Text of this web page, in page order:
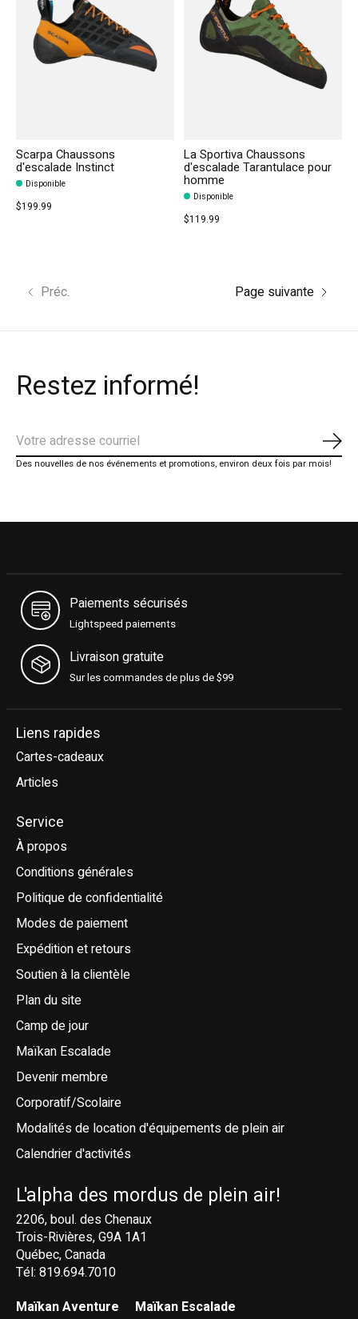
Scarpa Chaussons
d'escalade Instinct
Disponible
$199.99
La Sportiva Chaussons
d'escalade Tarantulace pour
homme
Disponible
$119.99
Préc. Page suivante
Restez informé!
Des nouvelles de nos événements et promotions, environ deux fois par mois!
Paiements sécurisés
Lightspeed paiements
Livraison gratuite
Sur les commandes de plus de $99
Liens rapides
Cartes-cadeaux
Articles
Service
À propos
Conditions générales
Politique de confidentialité
Modes de paiement
Expédition et retours
Soutien à la clientèle
Plan du site
Camp de jour
Maïkan Escalade
Devenir membre
Corporatif/Scolaire
Modalités de location d'équipements de plein air
Calendrier d'activités
L'alpha des mordus de plein air!
2206, boul. des Chenaux
Trois-Rivières, G9A 1A1
Québec, Canada
Tél: 819.694.7010
Maïkan Aventure
Maïkan Escalade